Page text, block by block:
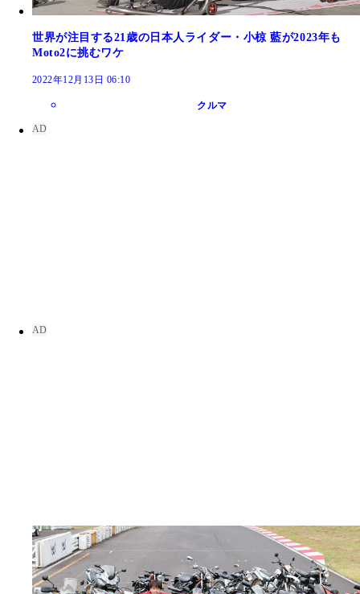
世界が注目する21歳の日本人ライダー・小椋 藍が2023年も
Moto2に挑むワケ
2022年12月13日 06:10
クルマ